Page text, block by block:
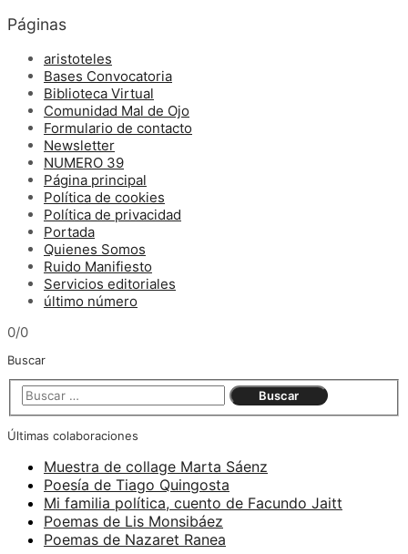
Páginas
aristoteles
Bases Convocatoria
Biblioteca Virtual
Comunidad Mal de Ojo
Formulario de contacto
Newsletter
NUMERO 39
Página principal
Política de cookies
Política de privacidad
Portada
Quienes Somos
Ruido Manifiesto
Servicios editoriales
último número
0/0
Buscar
Últimas colaboraciones
Muestra de collage Marta Sáenz
Poesía de Tiago Quingosta
Mi familia política, cuento de Facundo Jaitt
Poemas de Lis Monsibáez
Poemas de Nazaret Ranea